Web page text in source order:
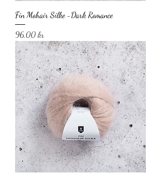
Fin Mohair Silke -Dark Romance
Pris
96,00 kr